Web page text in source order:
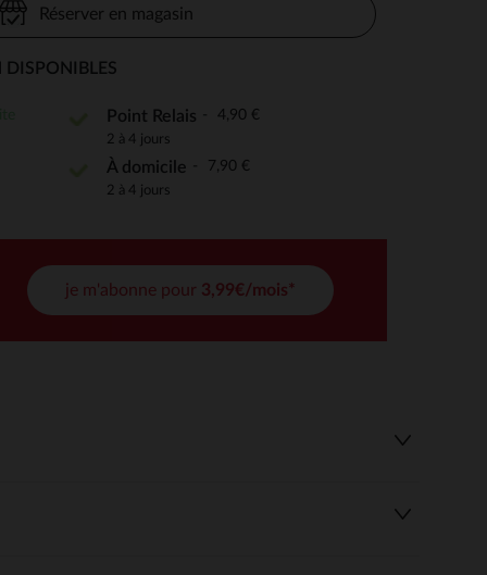
de confidentialité, en garantissant la conformité avec
Réserver en magasin
Point Relais 4,90 €
2 à 4 jours
À domicile 7,90 €
2 à 4 jours
je m'abonne pour 3,99€/mois*